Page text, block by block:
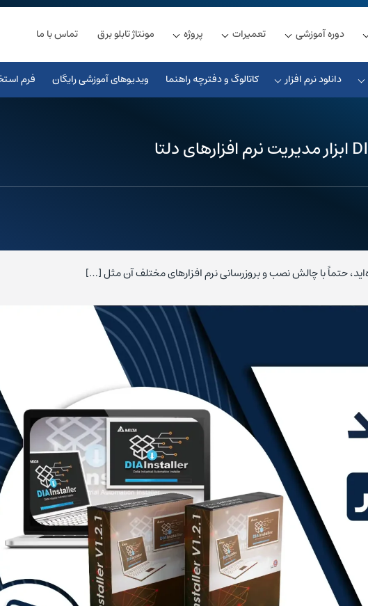
دوره آموزشی تعمیرات پروژه مونتاژ تابلو برق تماس با ما
دانلود نرم افزار کاتالوگ و دفترچه راهنما ویدیوهای آموزشی رایگان فرم